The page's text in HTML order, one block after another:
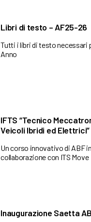
Libri di testo – AF25-26
Tutti i libri di testo necessari
Anno
IFTS “Tecnico
Veicoli Ibridi ed Elettrici”
Un corso innovativo di ABF in
collaborazione con ITS Move
Inaugurazione Saetta